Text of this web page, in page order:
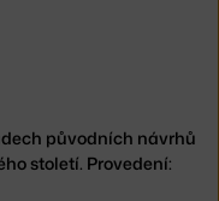
původních návrhů
století. Provedení: